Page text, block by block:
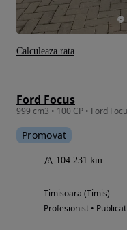
Ford Focus
Promovat
104 231 km
Timisoara (Timis)
Profesionist • Publicat
Calculeaza rata